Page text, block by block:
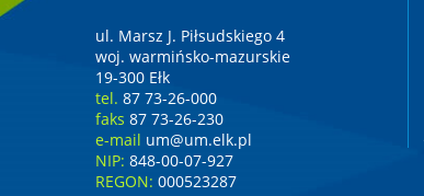
ul. Marsz J. Piłsudskiego 4
woj. warmińsko-mazurskie
19-300 Ełk
tel. 87 73-26-000
faks 87 73-26-230
e-mail um@um.elk.pl
NIP: 848-00-07-927
REGON: 000523287